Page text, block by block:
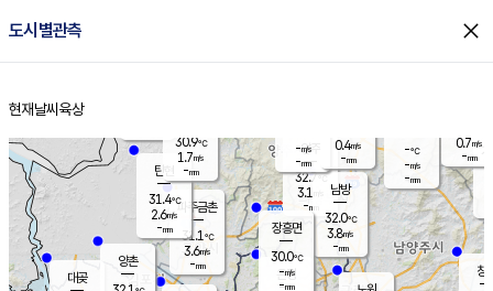
도시별관측 close
홈
현재날씨 육상
양주
32.7℃
3.1
-mm
파주금촌
31.1℃
3.6m/s
-mm
-℃
-m/s
-mm
대곶
창
탄현
31.4℃
2.6m/s
-mm
0.7m/s
-mm
양촌
은평
남방
32.0℃
3.8m/s
-mm
장흥면
30.0℃
-m/s
-mm
-m/s
-mm
30.9℃
1.7m/s
-mm
0.4m/s
-mm